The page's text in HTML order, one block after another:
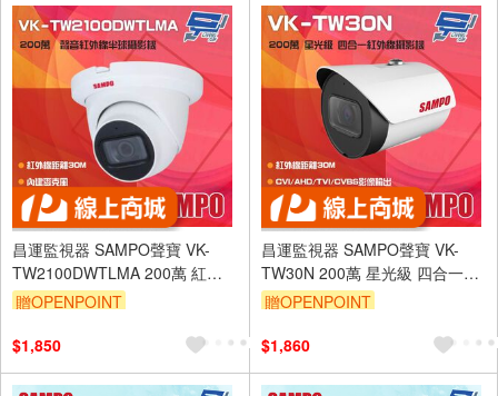
昌運監視器 SAMPO聲寶 VK-
TW2100DWTLMA 200萬 紅外
線半球型攝影機 內建麥克風
贈OPENPOINT
$1,850
昌運監視器 SAMPO聲寶 VK-
TW30N 200萬 星光級 四合一紅
外線攝影機 紅外線30M(以替代
贈OPENPOINT
$1,860